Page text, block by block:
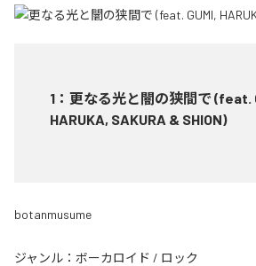
1 ： 更なる光と闇の狭間で (feat.
HARUKA, SAKURA & SHION)
botanmusume
ジャンル： ボーカロイド / ロック